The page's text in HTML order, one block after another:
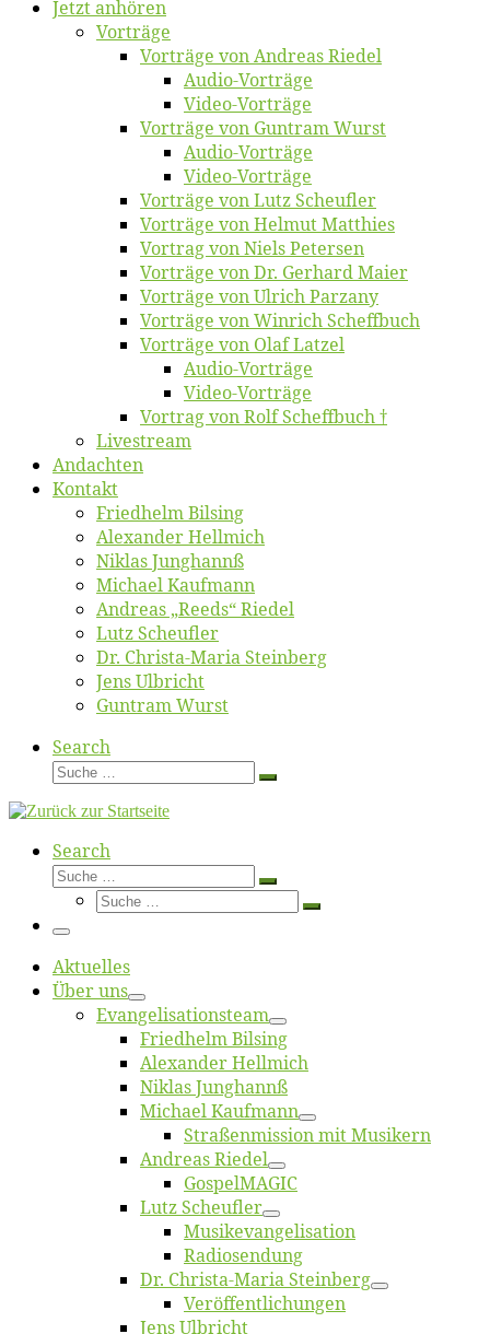
Jetzt an­hö­ren
Vor­trä­ge
Vor­trä­ge von An­dre­as Riedel
Au­dio-Vor­trä­ge
Vi­deo-Vor­trä­ge
Vor­trä­ge von Gun­tram Wurst
Au­dio-Vor­trä­ge
Vi­deo-Vor­trä­ge
Vor­trä­ge von Lutz Scheufler
Vor­trä­ge von Hel­mut Matthies
Vor­trag von Niels Petersen
Vor­trä­ge von Dr. Ger­hard Maier
Vor­trä­ge von Ul­rich Parzany
Vor­trä­ge von Win­rich Scheffbuch
Vor­trä­ge von Olaf Latzel
Au­dio-Vor­trä­ge
Vi­deo-Vor­trä­ge
Vor­trag von Rolf Scheffbuch †
Live­stream
An­dach­ten
Kon­takt
Fried­helm Bilsing
Alex­an­der Hellmich
Ni­klas Junghannß
Mi­cha­el Kaufmann
An­dre­as „Reeds“ Riedel
Lutz Scheuf­ler
Dr. Chris­­ta-Ma­ria Steinberg
Jens Ulb­richt
Gun­tram Wurst
Search
Suche
Suche
Search
Suche
Suche
Suche
Suche
Menü
Ak­tu­el­les
Über uns
Evangelisa­tions­team
Fried­helm Bilsing
Alex­an­der Hellmich
Ni­klas Junghannß
Mi­cha­el Kaufmann
Straßenmis­sion mit Musikern
An­dre­as Riedel
Gos­pel­MA­GIC
Lutz Scheuf­ler
Musikevan­ge­li­sa­tion
Ra­dio­sen­dung
Dr. Chris­­ta-Ma­ria Steinberg
Ver­öf­fent­li­chun­gen
Jens Ulb­richt